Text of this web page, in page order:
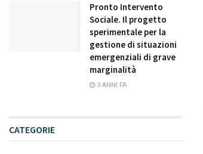
Pronto Intervento
Sociale. Il progetto
sperimentale per la
gestione di situazioni
emergenziali di grave
marginalità
3 ANNI FA
CATEGORIE